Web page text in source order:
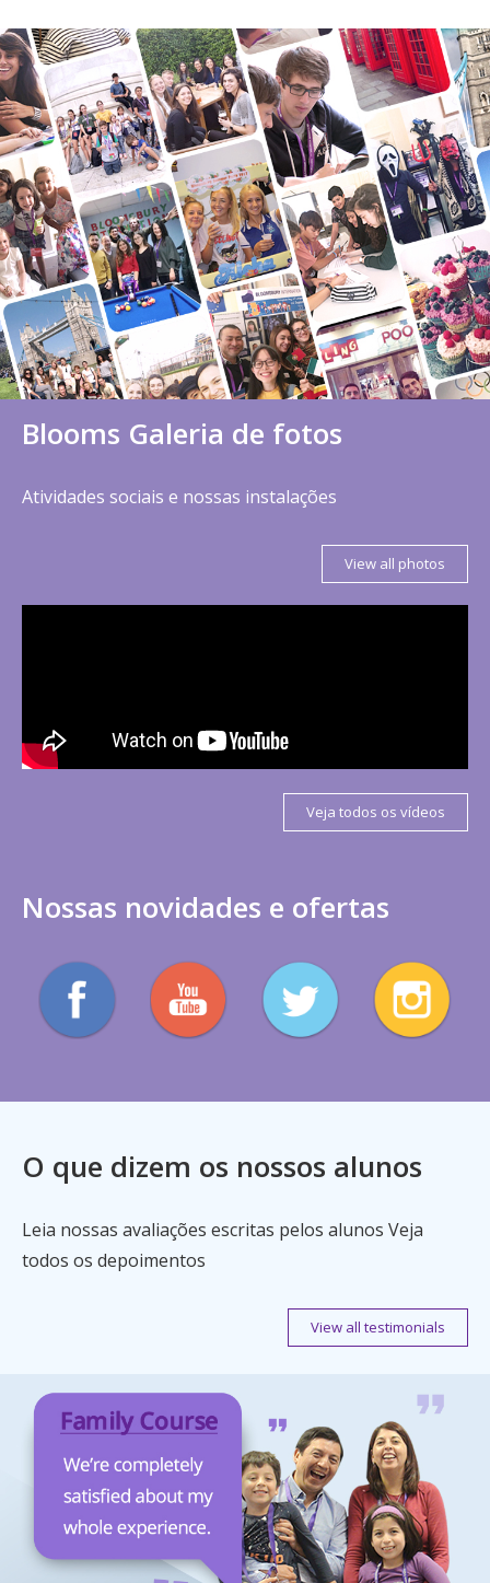
Blooms Galeria de fotos
Atividades sociais e nossas instalações
View all photos
Veja todos os vídeos
Nossas novidades e ofertas
O que dizem os nossos alunos
Leia nossas avaliações escritas pelos alunos Veja
todos os depoimentos
View all testimonials